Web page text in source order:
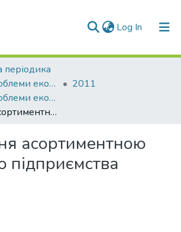
Log In (current)
періодика
Актуальні проблеми економіки та управління
2011
Актуальні проблеми економіки та управління: збірник наукових праць молодих вчених, Вип. 5
Управління асортиментною політикою підприємства
асортиментною
підприємства